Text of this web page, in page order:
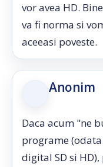
vor avea HD.
va fi norma si
aceeasi poveste.
Anonim
Daca acum "ne
programe
digital SD si